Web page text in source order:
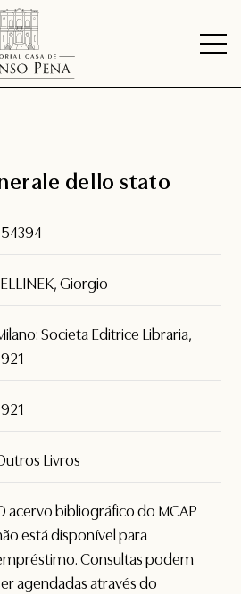
dello stato
Giorgio
Societa Editrice Libraria,
Livros
acervo bibliográfico do MCAP
está disponível para
Consultas podem
agendadas através do